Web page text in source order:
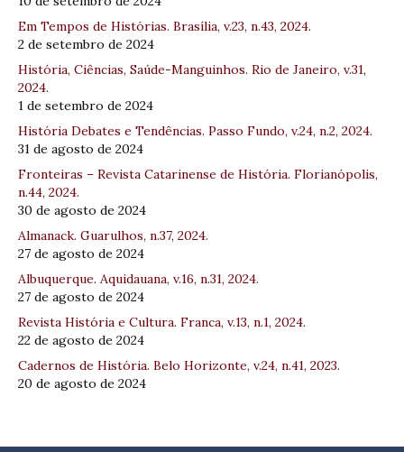
Em Tempos de Histórias. Brasília, v.23, n.43, 2024.
2 de setembro de 2024
História, Ciências, Saúde-Manguinhos. Rio de Janeiro, v.31,
2024.
1 de setembro de 2024
História Debates e Tendências. Passo Fundo, v.24, n.2, 2024.
31 de agosto de 2024
Fronteiras – Revista Catarinense de História. Florianópolis,
n.44, 2024.
30 de agosto de 2024
Almanack. Guarulhos, n.37, 2024.
27 de agosto de 2024
Albuquerque. Aquidauana, v.16, n.31, 2024.
27 de agosto de 2024
Revista História e Cultura. Franca, v.13, n.1, 2024.
22 de agosto de 2024
Cadernos de História. Belo Horizonte, v.24, n.41, 2023.
20 de agosto de 2024